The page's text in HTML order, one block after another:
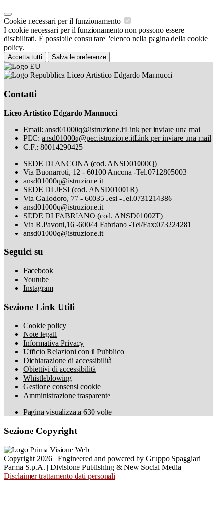
Cookie necessari per il funzionamento
I cookie necessari per il funzionamento non possono essere
disabilitati. È possibile consultare l'elenco nella pagina della cookie
policy.
Accetta tutti Salva le preferenze
Liceo Artistico Edgardo Mannucci
Contatti
Liceo Artistico Edgardo Mannucci
Email: ansd01000q@istruzione.itLink per inviare una mail
PEC: ansd01000q@pec.istruzione.itLink per inviare una mail
C.F.: 80014290425
SEDE DI ANCONA (cod. ANSD01000Q)
Via Buonarroti, 12 - 60100 Ancona -Tel.0712805003
ansd01000q@istruzione.it
SEDE DI JESI (cod. ANSD01001R)
Via Gallodoro, 77 - 60035 Jesi -Tel.0731214386
ansd01000q@istruzione.it
SEDE DI FABRIANO (cod. ANSD01002T)
Via R.Pavoni,16 -60044 Fabriano -Tel/Fax:073224281
ansd01000q@istruzione.it
Seguici su
Facebook
Youtube
Instagram
Sezione Link Utili
Cookie policy
Note legali
Informativa Privacy
Ufficio Relazioni con il Pubblico
Dichiarazione di accessibilità
Obiettivi di accessibilità
Whistleblowing
Gestione consensi cookie
Amministrazione trasparente
Pagina visualizzata 630 volte
Sezione Copyright
Copyright 2026 | Engineered and powered by Gruppo Spaggiari
Parma S.p.A. | Divisione Publishing & New Social Media
Disclaimer trattamento dati personali